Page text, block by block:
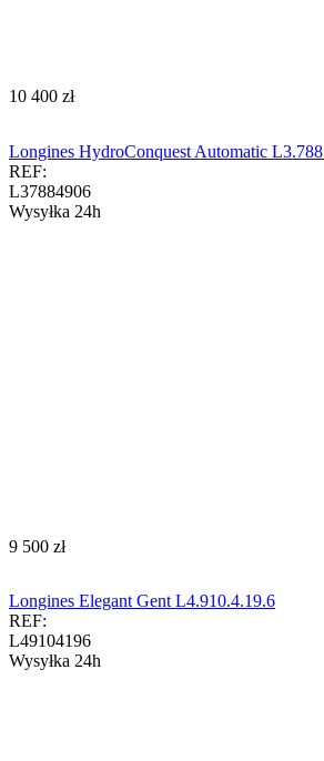
‍10 400‍ zł
Longines HydroConquest Automatic
REF:
L37884906
Wysyłka 24h
‍9 500‍ zł
Longines Elegant Gent L4.910.4.19.6
REF:
L49104196
Wysyłka 24h